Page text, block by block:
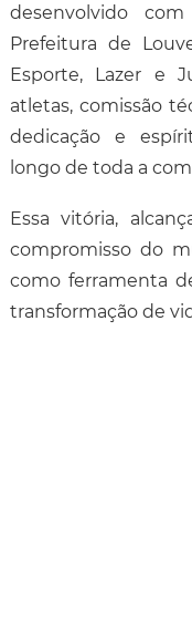
desenvolvido
Prefeitura de
Esporte, Lazer e
atletas, comissão
dedicação e
longo de toda a
Essa vitória,
compromisso do
como ferramenta
transformação de